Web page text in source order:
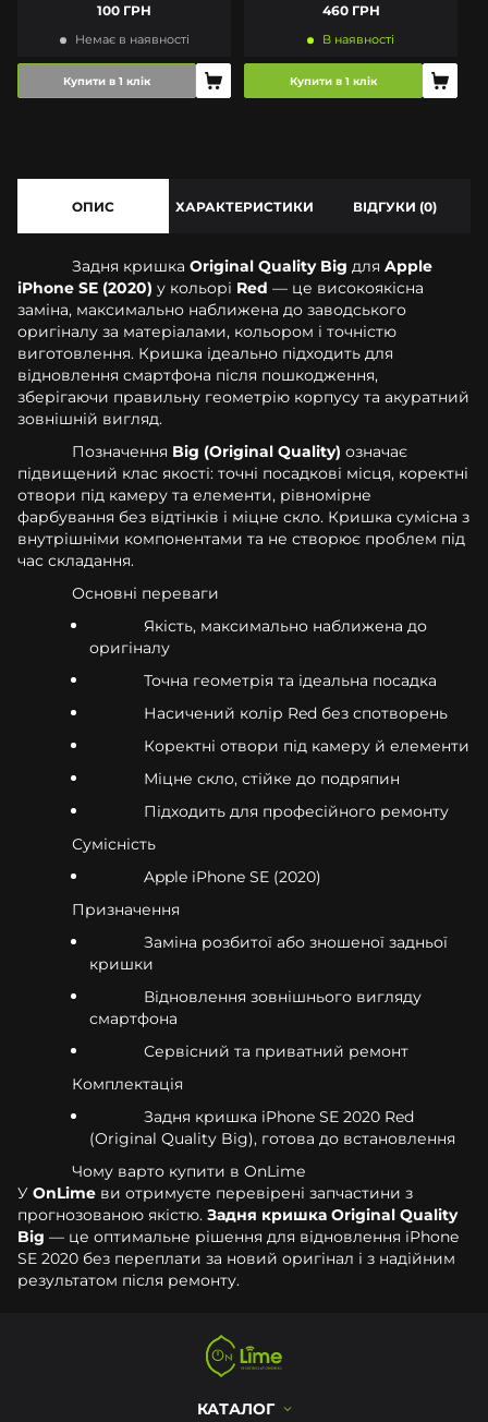
100 ГРН
Немає в наявності
Купити в 1 клік
460 ГРН
В наявності
Купити в 1 клік
ОПИС ХАРАКТЕРИСТИКИ ВІДГУКИ (0)
Задня кришка Original Quality Big для Apple
iPhone SE (2020) у кольорі Red — це високоякісна
заміна, максимально наближена до заводського
оригіналу за матеріалами, кольором і точністю
виготовлення. Кришка ідеально підходить для
відновлення смартфона після пошкодження,
зберігаючи правильну геометрію корпусу та акуратний
зовнішній вигляд.
Позначення Big (Original Quality) означає
підвищений клас якості: точні посадкові місця, коректні
отвори під камеру та елементи, рівномірне
фарбування без відтінків і міцне скло. Кришка сумісна з
внутрішніми компонентами та не створює проблем під
час складання.
Основні переваги
Якість, максимально наближена до
оригіналу
Точна геометрія та ідеальна посадка
Насичений колір Red без спотворень
Коректні отвори під камеру й елементи
Міцне скло, стійке до подряпин
Підходить для професійного ремонту
Сумісність
Apple iPhone SE (2020)
Призначення
Заміна розбитої або зношеної задньої
кришки
Відновлення зовнішнього вигляду
смартфона
Сервісний та приватний ремонт
Комплектація
Задня кришка iPhone SE 2020 Red
(Original Quality Big), готова до встановлення
Чому варто купити в OnLime
У OnLime ви отримуєте перевірені запчастини з
прогнозованою якістю. Задня кришка Original Quality
Big — це оптимальне рішення для відновлення iPhone
SE 2020 без переплати за новий оригінал і з надійним
результатом після ремонту.
КАТАЛОГ